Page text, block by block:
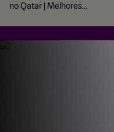
no Qatar | Melhores